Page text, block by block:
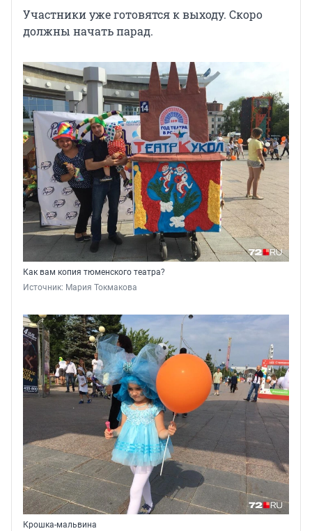
Участники уже готовятся к выходу. Скоро
должны начать парад.
Как вам копия тюменского театра?
Источник: Мария Токмакова
Крошка-мальвина